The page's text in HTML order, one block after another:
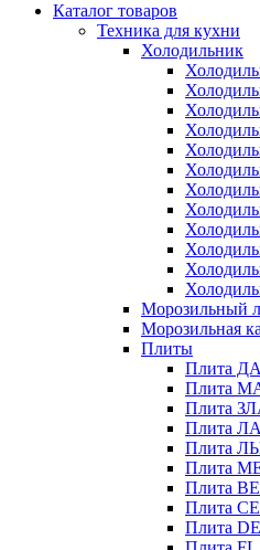
Каталог товаров
Техника для кухни
Холодильник
Морозильный
Морозильная
Плиты
Плита
Плита
Плита
Плита
Плита
Плита
Плита
Плита
Плита